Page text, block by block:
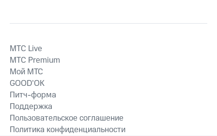
MTС Live
MTС Premium
Мой МТС
GOOD’OK
Питч-форма
Поддержка
Пользовательское соглашение
Политика конфиденциальности